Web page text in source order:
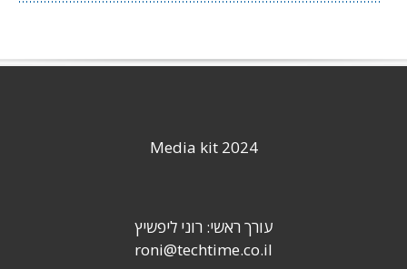
Media kit 2024
עורך ראשי: רוני ליפשיץ
roni@techtime.co.il